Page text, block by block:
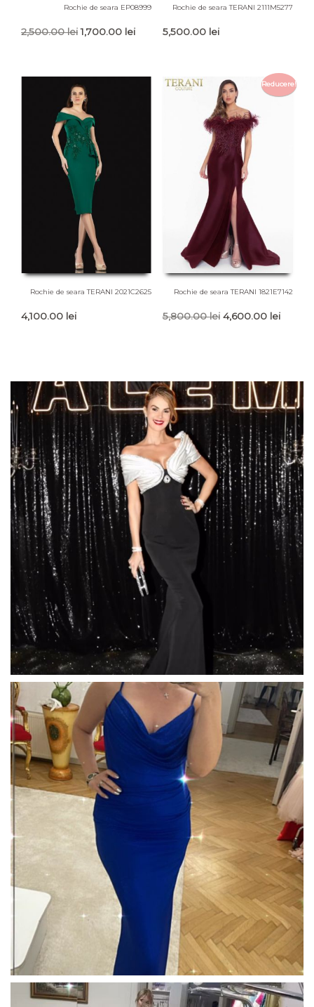
Rochie de seara EP08999
2,500.00leiPrețul
2,500.00 lei.
1,700.00 leiPrețul
Rochie de seara TERANI 2111M5277
5,500.00 lei
Rochie de seara TERANI 2021C2625
4,100.00 lei
Reducere!
Rochie de seara TERANI 1821E7142
5,800.00lei Prețul
4,600.00 leiPrețul